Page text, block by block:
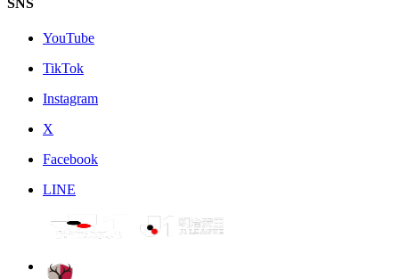
YouTube
TikTok
Instagram
X
Facebook
LINE